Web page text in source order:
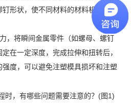
形状，使不同材料的材料机械铆接
，将瞬间金属零件（如螺母、螺钉
在一定深度，完成拉伸和扭转后，
度，可以避免注塑模具损坏和注塑